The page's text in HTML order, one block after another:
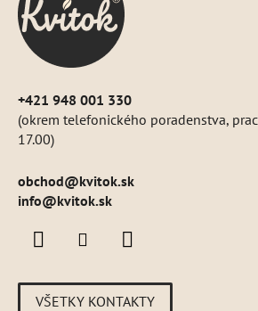
+421 948 001 330
(okrem telefonického poradenstva,
17.00)
obchod@kvitok.sk
info@kvitok.sk
VŠETKY KONTAKTY